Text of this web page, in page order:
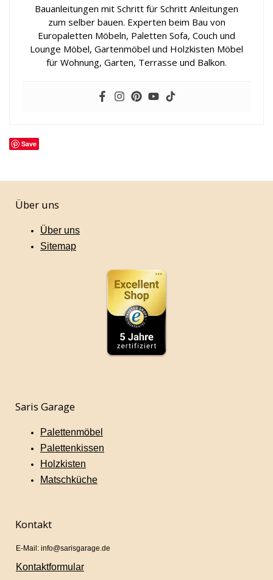
Bauanleitungen mit Schritt für Schritt Anleitungen
zum selber bauen. Experten beim Bau von
Europaletten Möbeln, Paletten Sofa, Couch und
Lounge Möbel, Gartenmöbel und Holzkisten Möbel
für Wohnung, Garten, Terrasse und Balkon.
Save
Über uns
Über uns
Sitemap
Saris Garage
Palettenmöbel
Palettenkissen
Holzkisten
Matschküche
Kontakt
E-Mail: info@sarisgarage.de
Kontaktformular